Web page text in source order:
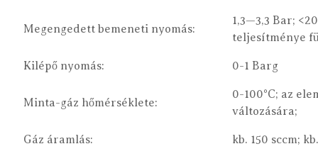
Megengedett bemeneti nyomás:
1,3—3,3 Bar;
teljesítménye
Kilépő nyomás: 0-1 Barg
Minta-gáz hőmérséklete:
0-100°C; az
változására;
Gáz áramlás: kb. 150 sccm;